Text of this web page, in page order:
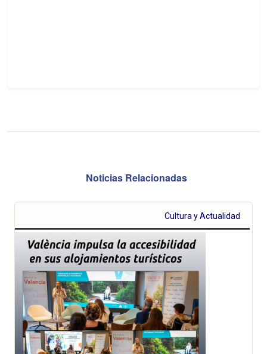
Noticias Relacionadas
Cultura y Actualidad